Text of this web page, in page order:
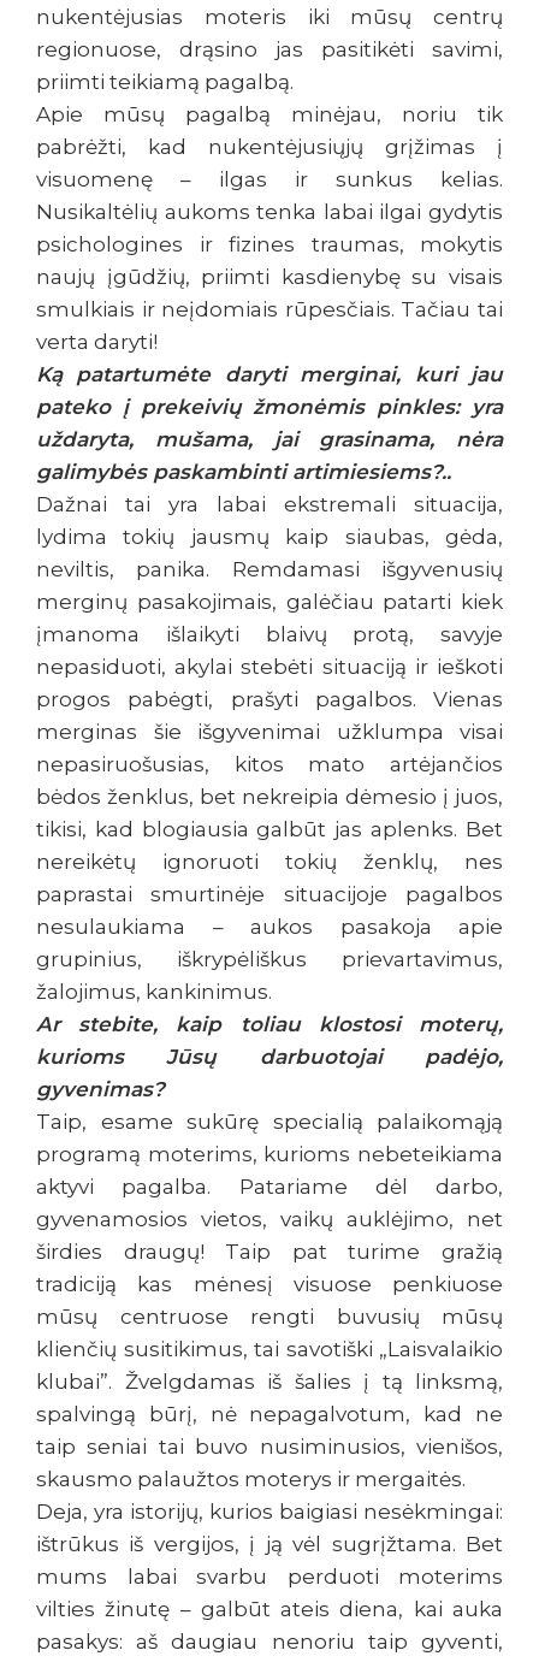
nukentėjusias moteris iki mūsų centrų
regionuose, drąsino jas pasitikėti savimi,
priimti teikiamą pagalbą.
Apie mūsų pagalbą minėjau, noriu tik
pabrėžti, kad nukentėjusiųjų grįžimas į
visuomenę – ilgas ir sunkus kelias.
Nusikaltėlių aukoms tenka labai ilgai gydytis
psichologines ir fizines traumas, mokytis
naujų įgūdžių, priimti kasdienybę su visais
smulkiais ir neįdomiais rūpesčiais. Tačiau tai
verta daryti!
Ką patartumėte daryti merginai, kuri jau
pateko į prekeivių žmonėmis pinkles: yra
uždaryta, mušama, jai grasinama, nėra
galimybės paskambinti artimiesiems?..
Dažnai tai yra labai ekstremali situacija,
lydima tokių jausmų kaip siaubas, gėda,
neviltis, panika. Remdamasi išgyvenusių
merginų pasakojimais, galėčiau patarti kiek
įmanoma išlaikyti blaivų protą, savyje
nepasiduoti, akylai stebėti situaciją ir ieškoti
progos pabėgti, prašyti pagalbos. Vienas
merginas šie išgyvenimai užklumpa visai
nepasiruošusias, kitos mato artėjančios
bėdos ženklus, bet nekreipia dėmesio į juos,
tikisi, kad blogiausia galbūt jas aplenks. Bet
nereikėtų ignoruoti tokių ženklų, nes
paprastai smurtinėje situacijoje pagalbos
nesulaukiama – aukos pasakoja apie
grupinius, iškrypėliškus prievartavimus,
žalojimus, kankinimus.
Ar stebite, kaip toliau klostosi moterų,
kurioms Jūsų darbuotojai padėjo,
gyvenimas?
Taip, esame sukūrę specialią palaikomąją
programą moterims, kurioms nebeteikiama
aktyvi pagalba. Patariame dėl darbo,
gyvenamosios vietos, vaikų auklėjimo, net
širdies draugų! Taip pat turime gražią
tradiciją kas mėnesį visuose penkiuose
mūsų centruose rengti buvusių mūsų
klienčių susitikimus, tai savotiški „Laisvalaikio
klubai”. Žvelgdamas iš šalies į tą linksmą,
spalvingą būrį, nė nepagalvotum, kad ne
taip seniai tai buvo nusiminusios, vienišos,
skausmo palaužtos moterys ir mergaitės.
Deja, yra istorijų, kurios baigiasi nesėkmingai:
ištrūkus iš vergijos, į ją vėl sugrįžtama. Bet
mums labai svarbu perduoti moterims
vilties žinutę – galbūt ateis diena, kai auka
pasakys: aš daugiau nenoriu taip gyventi,